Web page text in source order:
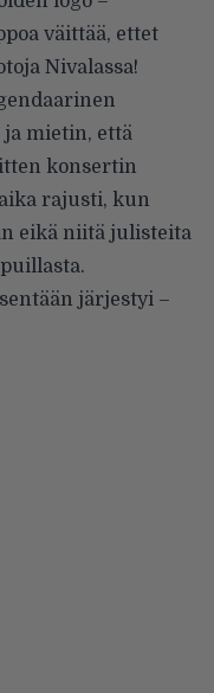
väittää, ettet
Nivalassa!
mietin, että
konsertin
rajusti, kun
eikä niitä julisteita
järjestyi –